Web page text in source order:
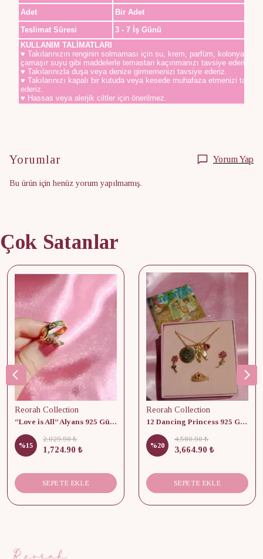
Adet
Bir Adet
Teslimat Süresi
3 - 7 İş Günü
KULLANIM TALİMATLARI
♥ Takılarınızın renginin solmaması için su, krem, parfüm, kolonya,
çamaşır suyu gibi maddelerle temastan kaçınmanızı tavsiye ederiz.
♥ Takılarınızla duşa veya denize girmemenizi tavsiye ederiz.
♥ Takılarınızı kapalı bir kutuda veya kesede muhafaza etmenizi
ederiz.
♥ Hassas veya alerjik ciltler için önerilmez.
Yorumlar Yorum Yap
Bu ürün için henüz yorum yapılmamış.
Çok Satanlar
Reorah Collection
“Love is All” Alyans 925 Gümüş - Medium Beden
%15
2,029.90 ₺
1,724.90 ₺
SEPETE EKLE
Reorah Collection
12 Dancing Princess 925 Gümüş/ Kolye, Küpe ve Yüzük Set
%20
4,580.90 ₺
3,664.90 ₺
SEPETE EKLE